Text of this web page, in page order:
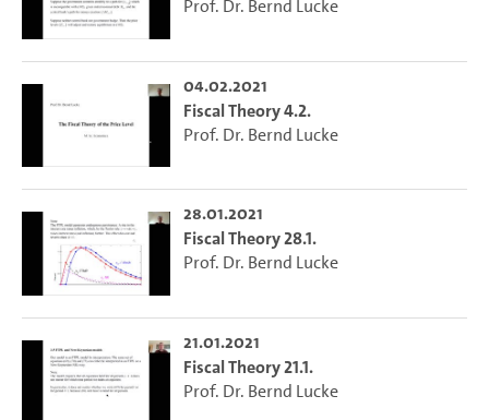
Prof. Dr. Bernd Lucke
04.02.2021
Fiscal Theory 4.2.
Prof. Dr. Bernd Lucke
28.01.2021
Fiscal Theory 28.1.
Prof. Dr. Bernd Lucke
21.01.2021
Fiscal Theory 21.1.
Prof. Dr. Bernd Lucke